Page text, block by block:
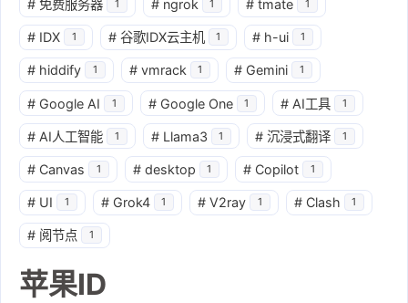
# 免费服务器 1 # ngrok 1 # tmate 1
# IDX 1 # 谷歌IDX云主机 1 # h-ui 1
# hiddify 1 # vmrack 1 # Gemini 1
# Google AI 1 # Google One 1 # AI工具 1
# AI人工智能 1 # Llama3 1 # 沉浸式翻译 1
# Canvas 1 # desktop 1 # Copilot 1
# UI 1 # Grok4 1 # V2ray 1 # Clash 1
# 阅节点 1
苹果ID